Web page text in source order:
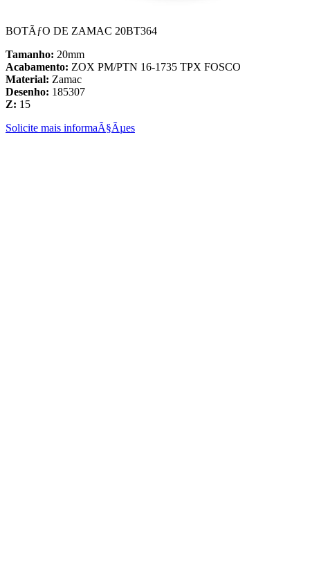
BOTÃƒO DE ZAMAC 20BT364
Tamanho: 20mm
Acabamento: ZOX PM/PTN 16-1735 TPX FOSCO
Material: Zamac
Desenho: 185307
Z: 15
Solicite mais informaÃ§Ãµes